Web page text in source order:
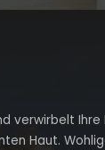
verwirbelt Ihre
Haut.